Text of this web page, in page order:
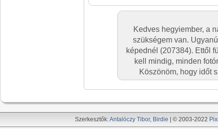
Kedves hegyiember, a
szükségem van.
képednél (207384). Ettől
kell mindig, minden
Köszönöm, hogy időt
Szerkesztők:Antalóczy Tibor, Birdie | © 2003-2022